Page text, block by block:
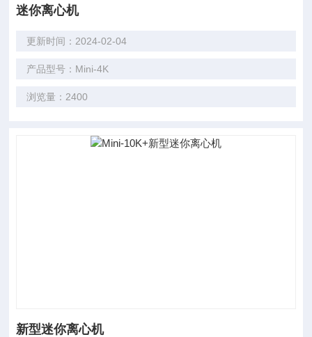
迷你离心机
更新时间：2024-02-04
产品型号：Mini-4K
浏览量：2400
新型迷你离心机